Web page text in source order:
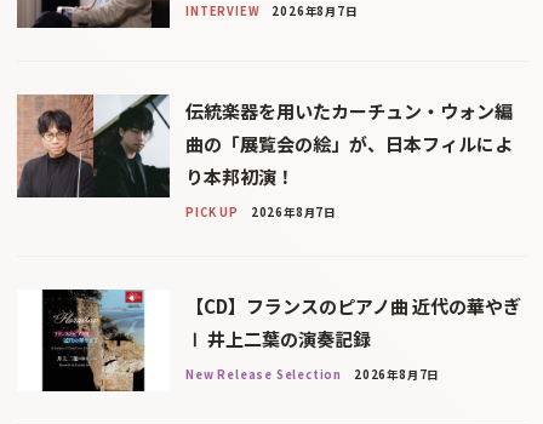
INTERVIEW 2026年8月7日
伝統楽器を用いたカーチュン・ウォン編
曲の「展覧会の絵」が、日本フィルによ
り本邦初演！
PICK UP 2026年8月7日
【CD】フランスのピアノ曲 近代の華やぎ
Ⅰ 井上二葉の演奏記録
New Release Selection 2026年8月7日